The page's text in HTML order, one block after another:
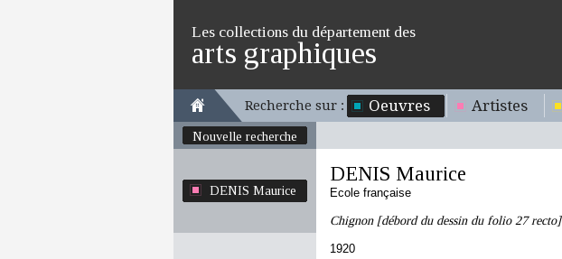
Les collections du département des
arts graphiques
Recherche sur : Oeuvres Artistes
Nouvelle recherche
DENIS Maurice
DENIS Maurice
Ecole française
Chignon [débord du dessin du folio 27 recto]
1920